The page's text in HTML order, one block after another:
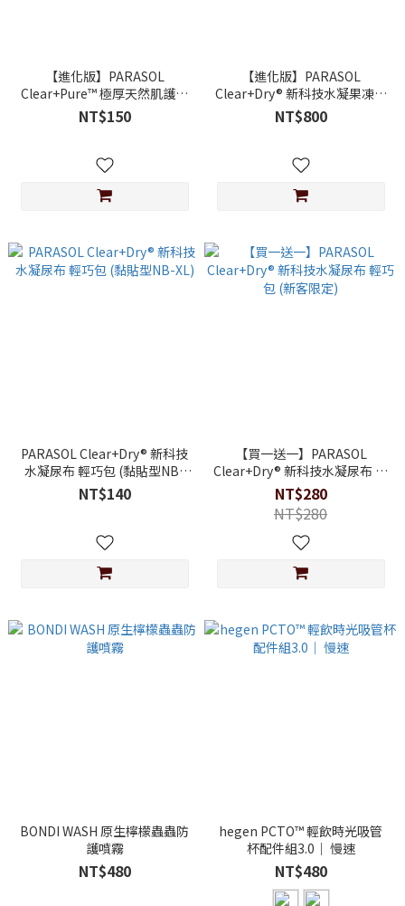
【進化版】PARASOL
Clear+Pure™ 極厚天然肌護嬰
幼兒濕紙巾 60抽 (單包)
NT$150
【進化版】PARASOL
Clear+Dry® 新科技水凝果凍褲
禮盒組 (褲型尿布L-XXL)
NT$800
PARASOL Clear+Dry® 新科技
水凝尿布 輕巧包 (黏貼型NB-
XL)
NT$140
【買一送一】PARASOL
Clear+Dry® 新科技水凝尿布 輕
巧包 (新客限定)
NT$280
NT$280
BONDI WASH 原生檸檬蟲蟲防
護噴霧
NT$480
hegen PCTO™ 輕飲時光吸管
杯配件組3.0｜ 慢速
NT$480